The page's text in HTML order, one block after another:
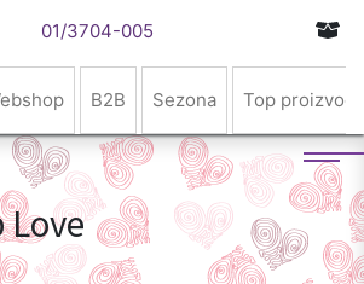
01/3704-005
B2B Sezona Top proizvodi
Love